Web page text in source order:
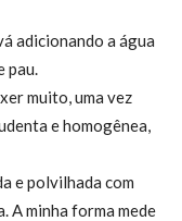
adicionando a água
pau.
muito, uma vez
e homogênea,
e polvilhada com
A minha forma mede